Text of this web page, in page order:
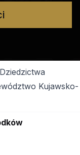
Kujawsko-